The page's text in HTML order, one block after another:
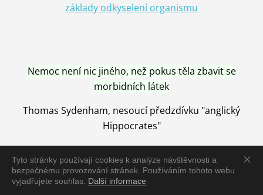
Tyto stránky používají cookies k analýze návštěvnosti a
bezpečnému provozování stránek. Používáním tohoto webu
vyjadřujete souhlas. Další informace
základy odkyselení organismu
Nemoc není nic jiného, než pokus těla zbavit se
morbidních látek
Thomas Sydenham, nesoucí předzdívku "anglický
Hippocrates"
Nemoc je vyléčena jen pomocí Přírody, neutralizací a